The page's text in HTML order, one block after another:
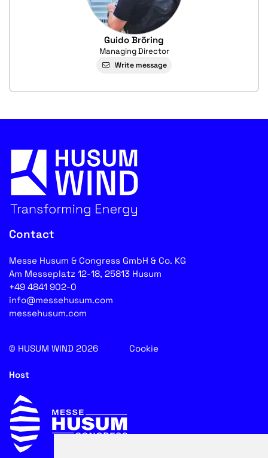
Guido Bröring
Managing Director
Write message
Contact
Messe Husum & Congress GmbH & Co. KG
Am Messeplatz 12-18, 25813 Husum
+49 4841 902-0
info@messehusum.com
messehusum.com
© HUSUM WIND 2026 Cookie
Host